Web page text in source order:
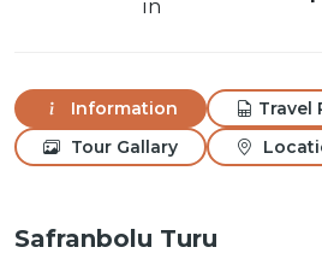
in
Information
Travel
Tour Gallary
Safranbolu Turu